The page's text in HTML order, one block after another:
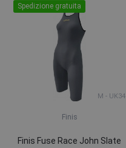
Spedizione gratuita
M - UK34
Finis
Finis Fuse Race John Slate